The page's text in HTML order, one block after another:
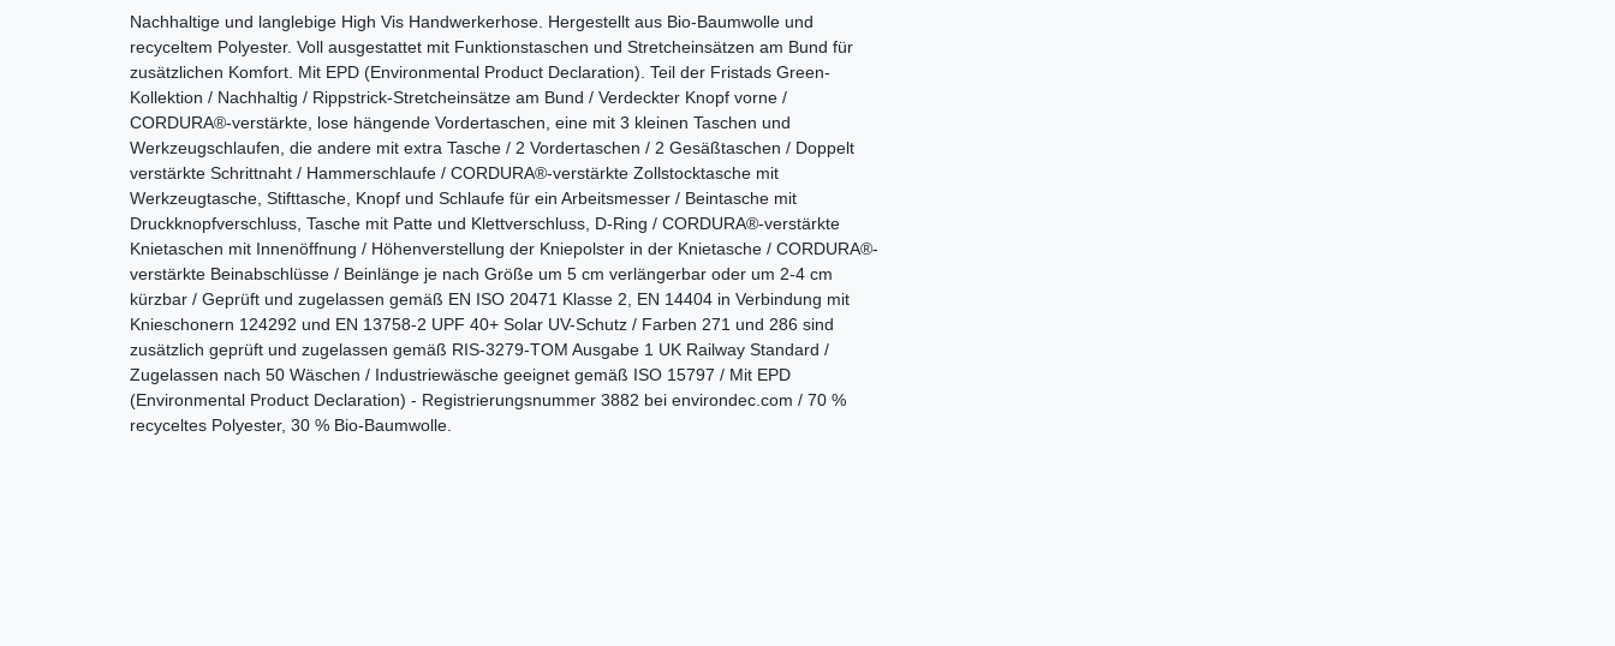
Nachhaltige und langlebige High Vis Handwerkerhose. Hergestellt aus Bio-Baumwolle und
recyceltem Polyester. Voll ausgestattet mit Funktionstaschen und Stretcheinsätzen am Bund für
zusätzlichen Komfort. Mit EPD (Environmental Product Declaration). Teil der Fristads Green-
Kollektion / Nachhaltig / Rippstrick-Stretcheinsätze am Bund / Verdeckter Knopf vorne /
CORDURA®-verstärkte, lose hängende Vordertaschen, eine mit 3 kleinen Taschen und
Werkzeugschlaufen, die andere mit extra Tasche / 2 Vordertaschen / 2 Gesäßtaschen / Doppelt
verstärkte Schrittnaht / Hammerschlaufe / CORDURA®-verstärkte Zollstocktasche mit
Werkzeugtasche, Stifttasche, Knopf und Schlaufe für ein Arbeitsmesser / Beintasche mit
Druckknopfverschluss, Tasche mit Patte und Klettverschluss, D-Ring / CORDURA®-verstärkte
Knietaschen mit Innenöffnung / Höhenverstellung der Kniepolster in der Knietasche / CORDURA®-
verstärkte Beinabschlüsse / Beinlänge je nach Größe um 5 cm verlängerbar oder um 2-4 cm
kürzbar / Geprüft und zugelassen gemäß EN ISO 20471 Klasse 2, EN 14404 in Verbindung mit
Knieschonern 124292 und EN 13758-2 UPF 40+ Solar UV-Schutz / Farben 271 und 286 sind
zusätzlich geprüft und zugelassen gemäß RIS-3279-TOM Ausgabe 1 UK Railway Standard /
Zugelassen nach 50 Wäschen / Industriewäsche geeignet gemäß ISO 15797 / Mit EPD
(Environmental Product Declaration) - Registrierungsnummer 3882 bei environdec.com / 70 %
recyceltes Polyester, 30 % Bio-Baumwolle.